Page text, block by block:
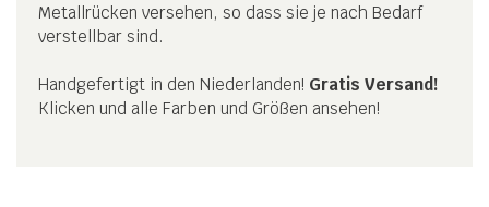
Metallrücken versehen, so dass sie je nach Bedarf
verstellbar sind.
Handgefertigt in den Niederlanden! Gratis Versand!
Klicken und alle Farben und Größen ansehen!